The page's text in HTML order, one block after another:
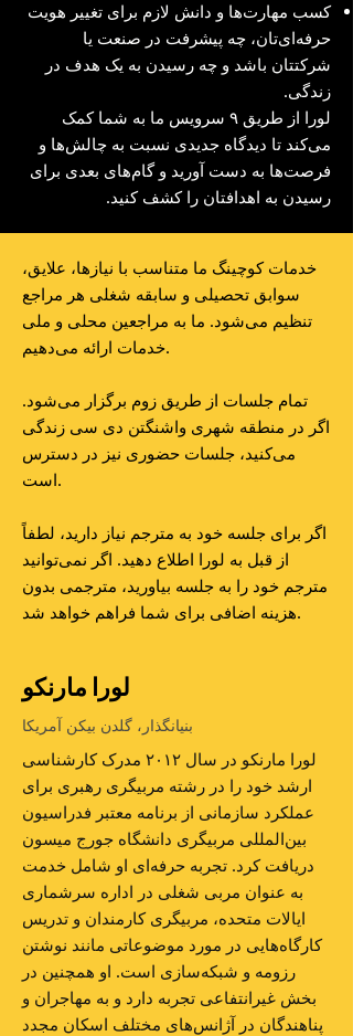
کسب مهارت‌ها و دانش لازم برای تغییر هویت
حرفه‌ای‌تان، چه پیشرفت در صنعت یا
شرکتتان باشد و چه رسیدن به یک هدف در
زندگی.
لورا از طریق ۹ سرویس ما به شما کمک
می‌کند تا دیدگاه جدیدی نسبت به چالش‌ها و
فرصت‌ها به دست آورید و گام‌های بعدی برای
رسیدن به اهدافتان را کشف کنید.
خدمات کوچینگ ما متناسب با نیازها، علایق،
سوابق تحصیلی و سابقه شغلی هر مراجع
تنظیم می‌شود. ما به مراجعین محلی و ملی
خدمات ارائه می‌دهیم.
تمام جلسات از طریق زوم برگزار می‌شود.
اگر در منطقه شهری واشنگتن دی سی زندگی
می‌کنید، جلسات حضوری نیز در دسترس
است.
اگر برای جلسه خود به مترجم نیاز دارید، لطفاً
از قبل به لورا اطلاع دهید. اگر نمی‌توانید
مترجم خود را به جلسه بیاورید، مترجمی بدون
هزینه اضافی برای شما فراهم خواهد شد.
لورا مارنکو
بنیانگذار، گلدن بیکن آمریکا
لورا مارنکو در سال ۲۰۱۲ مدرک کارشناسی
ارشد خود را در رشته مربیگری رهبری برای
عملکرد سازمانی از برنامه معتبر فدراسیون
بین‌المللی مربیگری دانشگاه جورج میسون
دریافت کرد. تجربه حرفه‌ای او شامل خدمت
به عنوان مربی شغلی در اداره سرشماری
ایالات متحده، مربیگری کارمندان و تدریس
کارگاه‌هایی در مورد موضوعاتی مانند نوشتن
رزومه و شبکه‌سازی است. او همچنین در
بخش غیرانتفاعی تجربه دارد و به مهاجران و
پناهندگان در آژانس‌های مختلف اسکان مجدد